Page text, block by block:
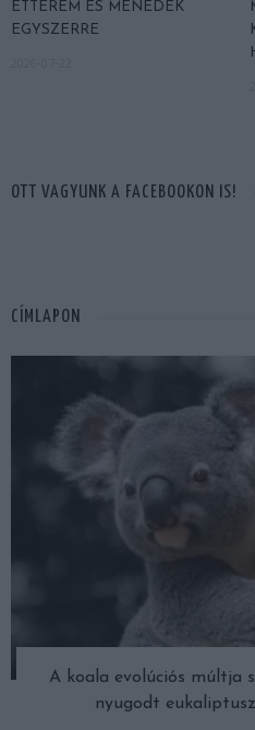
ÉTTEREM ÉS MENEDÉK
EGYSZERRE
OTT VAGYUNK A FACEBOOKON IS!
CÍMLAPON
A koala evolúciós múltja
nyugodt